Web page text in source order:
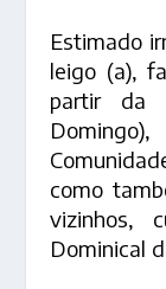
Estimado
leigo (a),
partir da
como
vizinhos,
Dominical